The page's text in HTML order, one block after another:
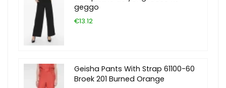
geggo
€13.12
Geisha Pants With Strap 61100-60
Broek 201 Burned Orange